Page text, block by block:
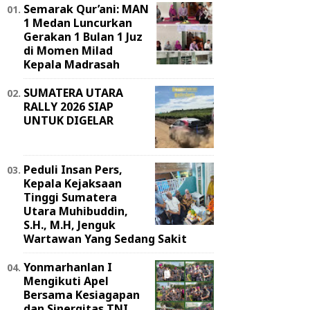
Semarak Qur’ani: MAN
1 Medan Luncurkan
Gerakan 1 Bulan 1 Juz
di Momen Milad
Kepala Madrasah
SUMATERA UTARA
RALLY 2026 SIAP
UNTUK DIGELAR
Peduli Insan Pers,
Kepala Kejaksaan
Tinggi Sumatera
Utara Muhibuddin,
S.H., M.H, Jenguk
Wartawan Yang Sedang Sakit
Yonmarhanlan I
Mengikuti Apel
Bersama Kesiagapan